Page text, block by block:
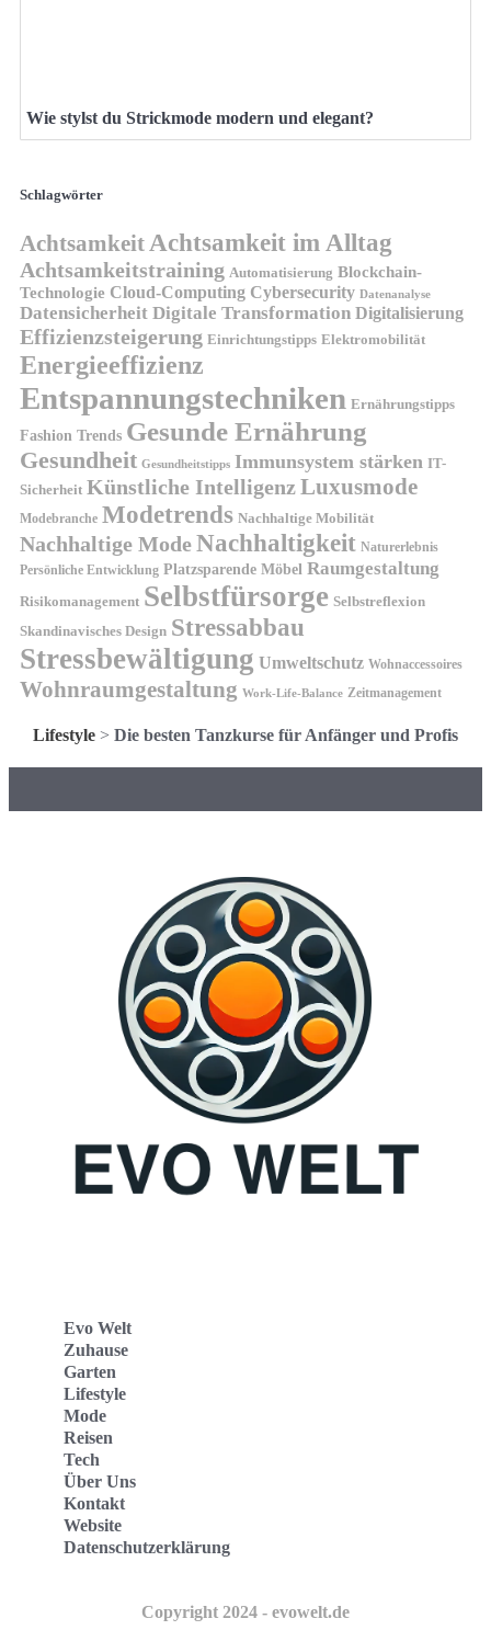
Wie stylst du Strickmode modern und elegant?
Schlagwörter
AchtsamkeitAchtsamkeit im Alltag
Achtsamkeitstraining Automatisierung Blockchain-
Technologie Cloud-Computing Cybersecurity Datenanalyse
Datensicherheit Digitale Transformation Digitalisierung
Effizienzsteigerung Einrichtungstipps Elektromobilität
Energieeffizienz
Entspannungstechniken Ernährungstipps
Fashion Trends Gesunde Ernährung
Gesundheit Gesundheitstipps Immunsystem stärken IT-
Sicherheit Künstliche IntelligenzLuxusmode
Modebranche Modetrends Nachhaltige Mobilität
Nachhaltige ModeNachhaltigkeit Naturerlebnis
Persönliche Entwicklung Platzsparende Möbel Raumgestaltung
Risikomanagement Selbstfürsorge Selbstreflexion
Skandinavisches Design Stressabbau
Stressbewältigung Umweltschutz Wohnaccessoires
Wohnraumgestaltung Work-Life-Balance Zeitmanagement
Lifestyle > Die besten Tanzkurse für Anfänger und Profis
Evo Welt
Zuhause
Garten
Lifestyle
Mode
Reisen
Tech
Über Uns
Kontakt
Website
Datenschutzerklärung
Copyright 2024 - evowelt.de